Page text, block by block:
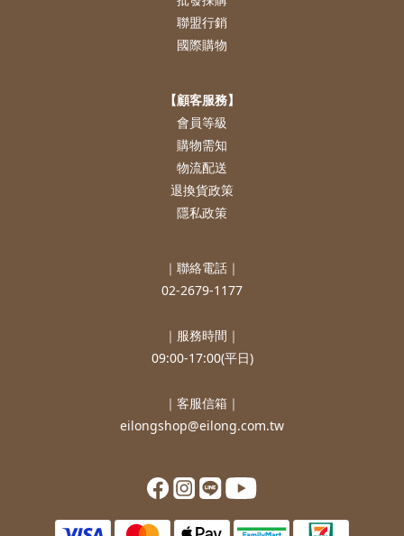
聯盟行銷
國際購物
【顧客服務】
會員等級
購物需知
物流配送
退換貨政策
隱私政策
｜聯絡電話｜
02-2679-1177
｜服務時間｜
09:00-17:00(平日)
｜客服信箱｜
eilongshop@eilong.com.tw